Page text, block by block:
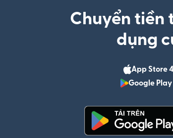
Chuyển tiền
dụng
App Store
Google Play